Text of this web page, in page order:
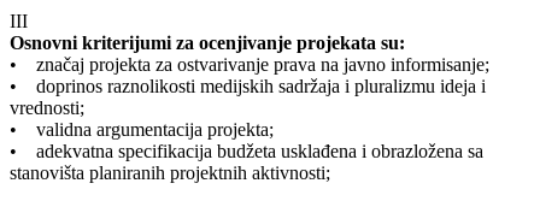
III
Osnovni kriterijumi za ocenjivanje projekata su:
• značaj projekta za ostvarivanje prava na javno informisanje;
• doprinos raznolikosti medijskih sadržaja i pluralizmu ideja i
vrednosti;
• validna argumentacija projekta;
• adekvatna specifikacija budžeta usklađena i obrazložena sa
stanovišta planiranih projektnih aktivnosti;